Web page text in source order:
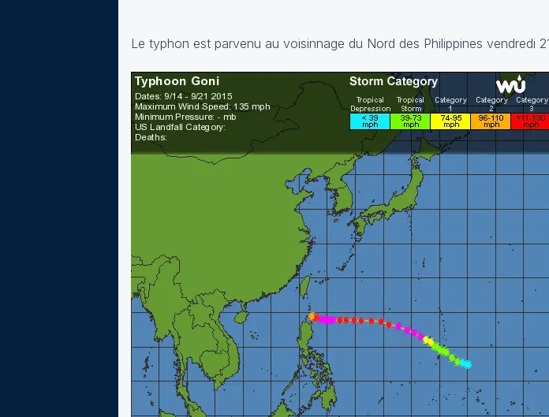
Le typhon est parvenu au voisinnage du Nord des Philippines vendredi